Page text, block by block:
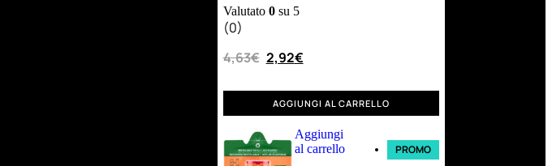
Valutato 0su 5
(0)
4,63€ 2,92€
AGGIUNGI AL CARRELLO
Aggiungi
al carrello
PROMO